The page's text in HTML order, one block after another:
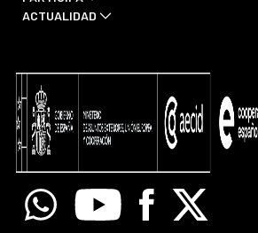
ACTUALIDAD
WhatsappYoutube Facebook
X